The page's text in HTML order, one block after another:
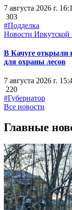
7 августа 2026 г.
303
#Подделка
Новости Иркутской
В Качуге открыли
для охраны лесов
7 августа 2026 г.
220
#Губернатор
Все новости
Главные